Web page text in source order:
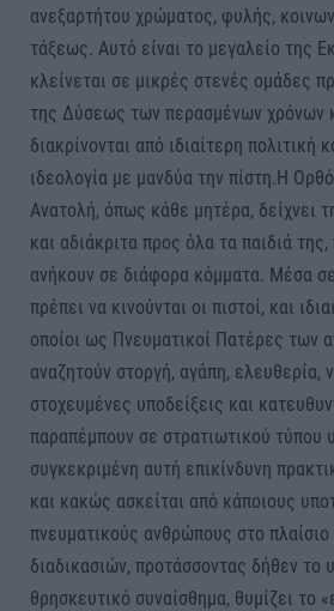
ανεξαρτήτου χρώματος, φυλής,
τάξεως. Αυτό είναι το μεγαλείο της
κλείνεται σε μικρές στενές ομάδες
της Δύσεως των περασμένων χρόνων
διακρίνονται από ιδιαίτερη πολιτική
ιδεολογία με μανδύα την πίστη.​​Η
Ανατολή, όπως κάθε μητέρα, δείχνει
και αδιάκριτα προς όλα τα παιδιά
ανήκουν σε διάφορα κόμματα. Μέσα
πρέπει να κινούνται οι πιστοί, και
οποίοι ως Πνευματικοί Πατέρες των
αναζητούν στοργή, αγάπη, ελευθερία,
στοχευμένες υποδείξεις και
παραπέμπουν σε στρατιωτικού τύπου
συγκεκριμένη αυτή επικίνδυνη
και κακώς ασκείται από κάποιους
πνευματικούς ανθρώπους στο πλαίσιο
διαδικασιών, προτάσσοντας δήθεν το
θρησκευτικό συναίσθημα, θυμίζει το